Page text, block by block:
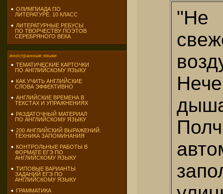
ОЛИМПИАДА ПО
ЛИТЕРАТУРЕ. 10 КЛАСС
ЛИТЕРАТУРНЫЕ РЕБУСЫ
ПО ТВОРЧЕСТВУ ПОЭТОВ
СЕРЕБРЯНОГО ВЕКА
иностранные языки
ТЕМАТИЧЕСКИЕ КАРТОЧКИ
ПО АНГЛИЙСКОМУ ЯЗЫКУ
КАК УЧИТЬ АНГЛИЙСКИЕ
СЛОВА ЭФФЕКТИВНО
АНГЛИЙСКИЕ ВРЕМЕНА В
ТЕКСТАХ И УПРАЖНЕНИЯХ
РАЗДАТОЧНЫЙ МАТЕРИАЛ
ПО АНГЛИЙСКОМУ ЯЗЫКУ
200 АНГЛИЙСКИЙ ВЫРАЖЕНИЙ.
ТЕХНИКА ЗАПОМИНАНИЯ
КОНТРОЛЬНЫЕ РАБОТЫ В
ФОРМАТЕ ЕГЭ ПО
АНГЛИЙСКОМУ ЯЗЫКУ
ТИПОВЫЕ ВАРИАНТЫ
ЗАДАНИЙ ЕГЭ ПО
АНГЛИЙСКОМУ ЯЗЫКУ
ГРАММАТИКА
"Не